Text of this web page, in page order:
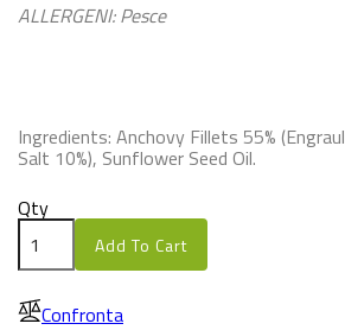
ALLERGENI: Pesce
Ingredients: Anchovy Fillets 55%
Salt 10%), Sunflower Seed Oil.
Qty
Add To Cart
Confronta